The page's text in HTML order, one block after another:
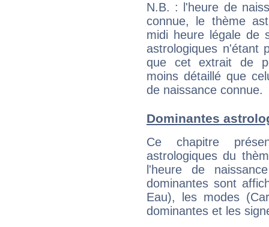
N.B. : l'heure de
connue, le thème
midi heure légale de
astrologiques n'étant
que cet extrait de
moins détaillé que
de naissance connue.
Dominantes
Ce chapitre
astrologiques du
l'heure de
dominantes sont
Eau), les modes
dominantes et les